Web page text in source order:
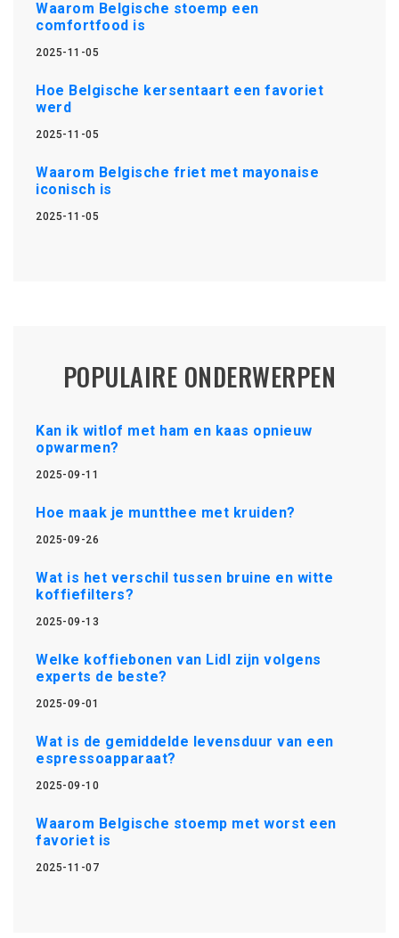
Waarom Belgische stoemp een
comfortfood is
2025-11-05
Hoe Belgische kersentaart een favoriet
werd
2025-11-05
Waarom Belgische friet met mayonaise
iconisch is
2025-11-05
POPULAIRE ONDERWERPEN
Kan ik witlof met ham en kaas opnieuw
opwarmen?
2025-09-11
Hoe maak je muntthee met kruiden?
2025-09-26
Wat is het verschil tussen bruine en witte
koffiefilters?
2025-09-13
Welke koffiebonen van Lidl zijn volgens
experts de beste?
2025-09-01
Wat is de gemiddelde levensduur van een
espressoapparaat?
2025-09-10
Waarom Belgische stoemp met worst een
favoriet is
2025-11-07